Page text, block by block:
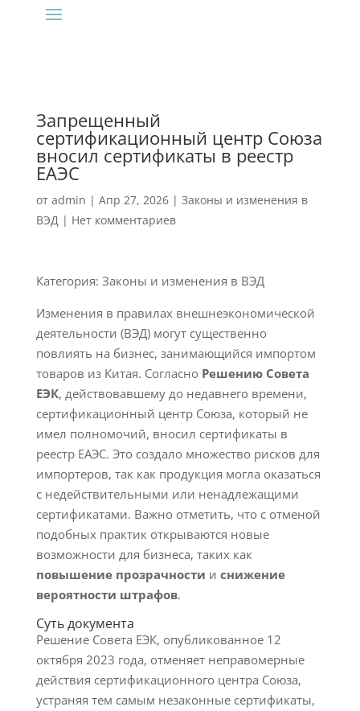
Запрещенный
сертификационный центр Союза
вносил сертификаты в реестр
ЕАЭС
от admin | Апр 27, 2026| Законы и изменения в
ВЭД| Нет комментариев
Категория: Законы и изменения в ВЭД
Изменения в правилах внешнеэкономической
деятельности (ВЭД) могут существенно
повлиять на бизнес, занимающийся импортом
товаров из Китая. Согласно Решению Совета
ЕЭК, действовавшему до недавнего времени,
сертификационный центр Союза, который не
имел полномочий, вносил сертификаты в
реестр ЕАЭС. Это создало множество рисков для
импортеров, так как продукция могла оказаться
с недействительными или ненадлежащими
сертификатами. Важно отметить, что с отменой
подобных практик открываются новые
возможности для бизнеса, таких как
повышение прозрачности и снижение
вероятности штрафов.
Суть документа
Решение Совета ЕЭК, опубликованное 12
октября 2023 года, отменяет неправомерные
действия сертификационного центра Союза,
устраняя тем самым незаконные сертификаты,